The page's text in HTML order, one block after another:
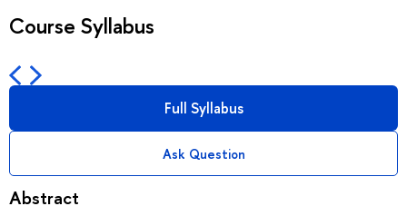
Course Syllabus
Full Syllabus
Ask Question
Abstract